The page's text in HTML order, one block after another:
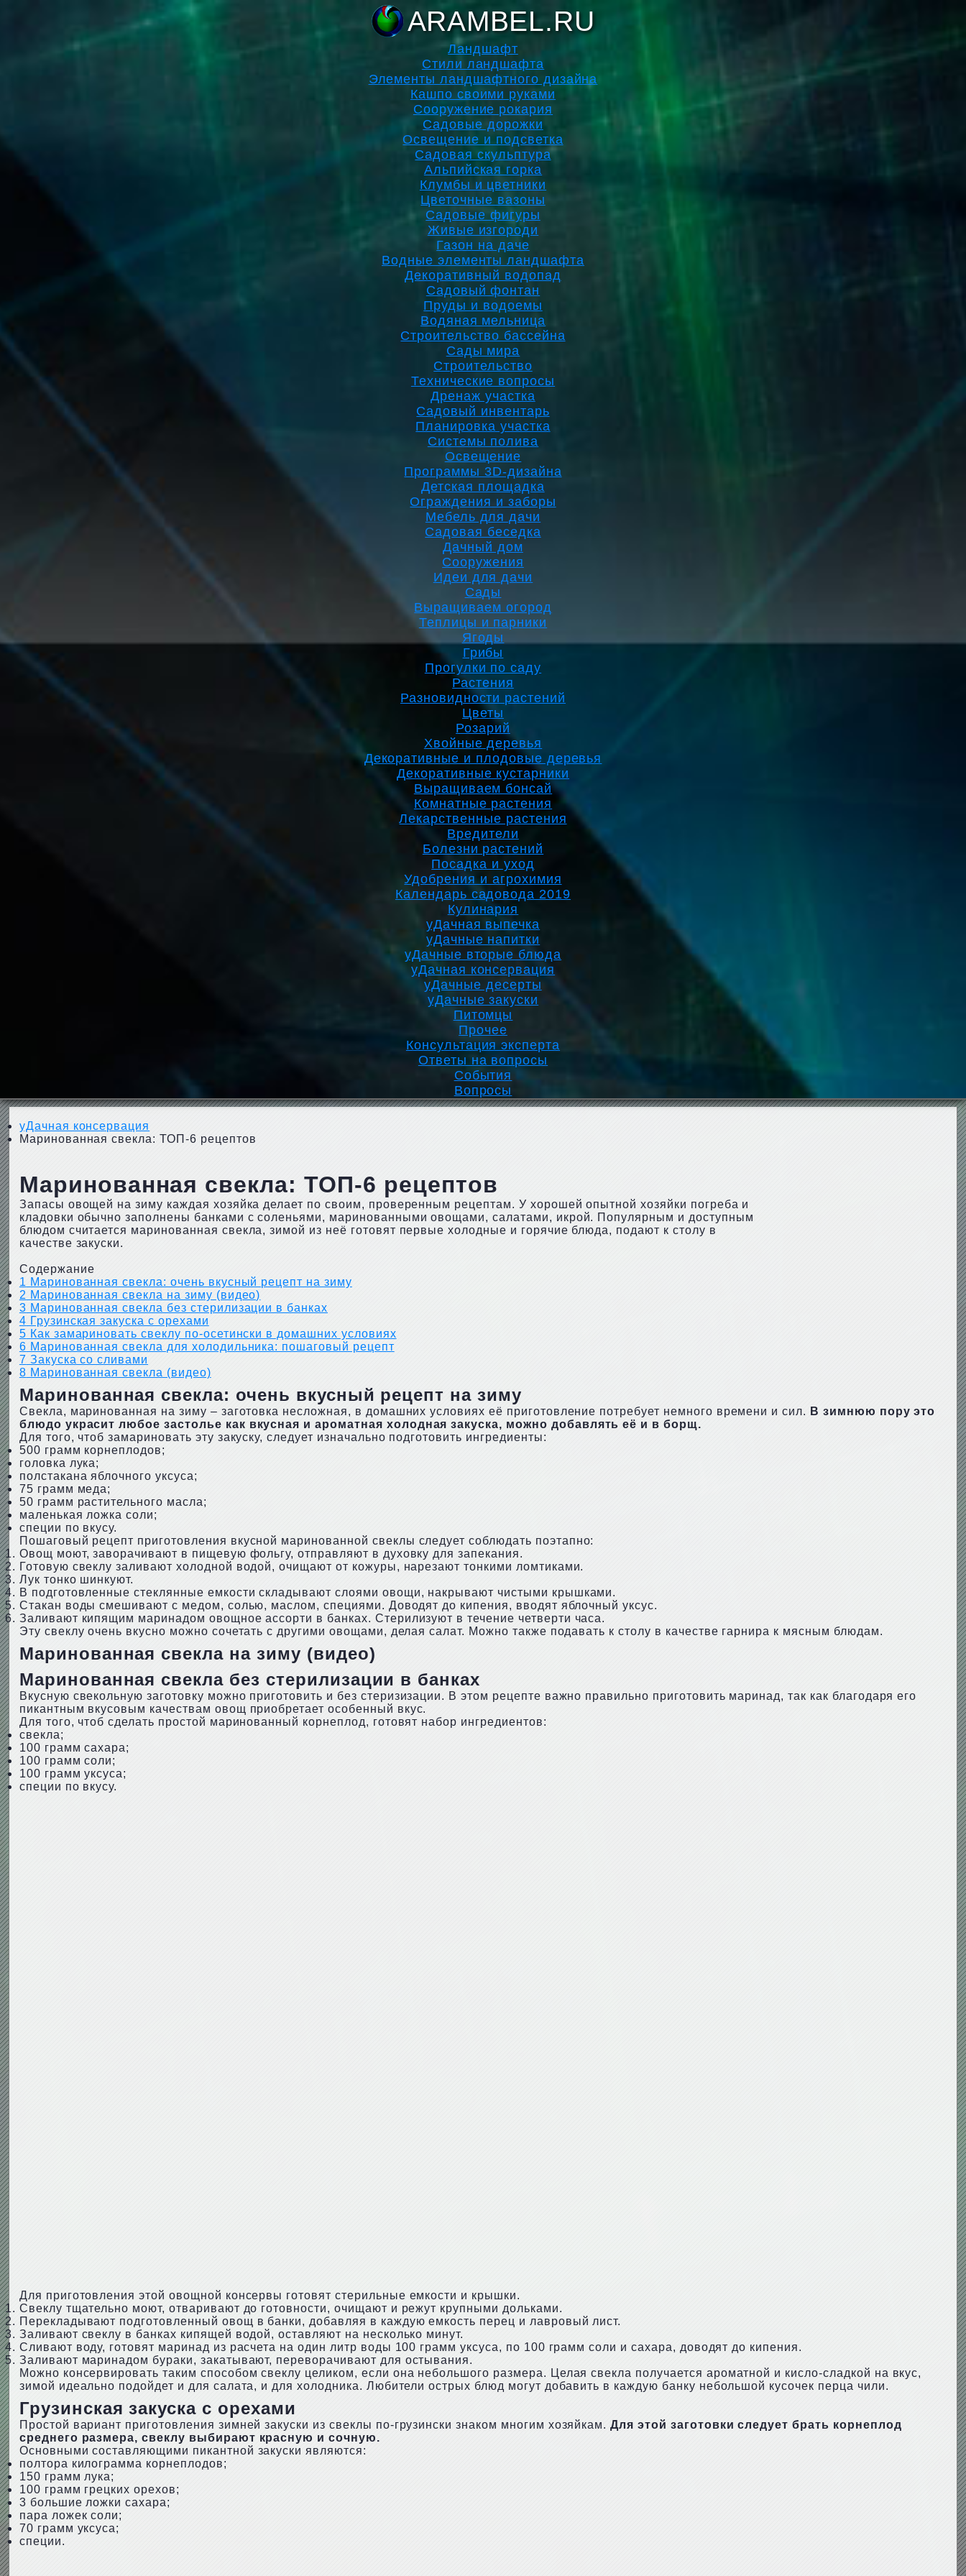
ARAMBEL.RU
Ландшафт
Стили ландшафта
Элементы ландшафтного дизайна
Кашпо своими руками
Сооружение рокария
Садовые дорожки
Освещение и подсветка
Садовая скульптура
Альпийская горка
Клумбы и цветники
Цветочные вазоны
Садовые фигуры
Живые изгороди
Газон на даче
Водные элементы ландшафта
Декоративный водопад
Садовый фонтан
Пруды и водоемы
Водяная мельница
Строительство бассейна
Сады мира
Строительство
Технические вопросы
Дренаж участка
Садовый инвентарь
Планировка участка
Системы полива
Освещение
Программы 3D-дизайна
Детская площадка
Ограждения и заборы
Мебель для дачи
Садовая беседка
Дачный дом
Сооружения
Идеи для дачи
Сады
Выращиваем огород
Теплицы и парники
Ягоды
Грибы
Прогулки по саду
Растения
Разновидности растений
Цветы
Розарий
Хвойные деревья
Декоративные и плодовые деревья
Декоративные кустарники
Выращиваем бонсай
Комнатные растения
Лекарственные растения
Вредители
Болезни растений
Посадка и уход
Удобрения и агрохимия
Календарь садовода 2019
Кулинария
уДачная выпечка
уДачные напитки
уДачные вторые блюда
уДачная консервация
уДачные десерты
уДачные закуски
Питомцы
Прочее
Консультация эксперта
Ответы на вопросы
События
Вопросы
уДачная консервация
Маринованная свекла: ТОП-6 рецептов
Маринованная свекла: ТОП-6 рецептов
Запасы овощей на зиму каждая хозяйка делает по своим, проверенным рецептам. У хорошей опытной хозяйки погреба и
кладовки обычно заполнены банками с соленьями, маринованными овощами, салатами, икрой. Популярным и доступным
блюдом считается маринованная свекла, зимой из неё готовят первые холодные и горячие блюда, подают к столу в
качестве закуски.
Содержание
1 Маринованная свекла: очень вкусный рецепт на зиму
2 Маринованная свекла на зиму (видео)
3 Маринованная свекла без стерилизации в банках
4 Грузинская закуска с орехами
5 Как замариновать свеклу по-осетински в домашних условиях
6 Маринованная свекла для холодильника: пошаговый рецепт
7 Закуска со сливами
8 Маринованная свекла (видео)
Маринованная свекла: очень вкусный рецепт на зиму
Свекла, маринованная на зиму – заготовка несложная, в домашних условиях её приготовление потребует немного времени и сил. В зимнюю пору это
блюдо украсит любое застолье как вкусная и ароматная холодная закуска, можно добавлять её и в борщ.
Для того, чтоб замариновать эту закуску, следует изначально подготовить ингредиенты:
500 грамм корнеплодов;
головка лука;
полстакана яблочного уксуса;
75 грамм меда;
50 грамм растительного масла;
маленькая ложка соли;
специи по вкусу.
Пошаговый рецепт приготовления вкусной маринованной свеклы следует соблюдать поэтапно:
Овощ моют, заворачивают в пищевую фольгу, отправляют в духовку для запекания.
Готовую свеклу заливают холодной водой, очищают от кожуры, нарезают тонкими ломтиками.
Лук тонко шинкуют.
В подготовленные стеклянные емкости складывают слоями овощи, накрывают чистыми крышками.
Стакан воды смешивают с медом, солью, маслом, специями. Доводят до кипения, вводят яблочный уксус.
Заливают кипящим маринадом овощное ассорти в банках. Стерилизуют в течение четверти часа.
Эту свеклу очень вкусно можно сочетать с другими овощами, делая салат. Можно также подавать к столу в качестве гарнира к мясным блюдам.
Маринованная свекла на зиму (видео)
Маринованная свекла без стерилизации в банках
Вкусную свекольную заготовку можно приготовить и без стеризизации. В этом рецепте важно правильно приготовить маринад, так как благодаря его
пикантным вкусовым качествам овощ приобретает особенный вкус.
Для того, чтоб сделать простой маринованный корнеплод, готовят набор ингредиентов:
свекла;
100 грамм сахара;
100 грамм соли;
100 грамм уксуса;
специи по вкусу.
Для приготовления этой овощной консервы готовят стерильные емкости и крышки.
Свеклу тщательно моют, отваривают до готовности, очищают и режут крупными дольками.
Перекладывают подготовленный овощ в банки, добавляя в каждую емкость перец и лавровый лист.
Заливают свеклу в банках кипящей водой, оставляют на несколько минут.
Сливают воду, готовят маринад из расчета на один литр воды 100 грамм уксуса, по 100 грамм соли и сахара, доводят до кипения.
Заливают маринадом бураки, закатывают, переворачивают для остывания.
Можно консервировать таким способом свеклу целиком, если она небольшого размера. Целая свекла получается ароматной и кисло-сладкой на вкус,
зимой идеально подойдет и для салата, и для холодника. Любители острых блюд могут добавить в каждую банку небольшой кусочек перца чили.
Грузинская закуска с орехами
Простой вариант приготовления зимней закуски из свеклы по-грузински знаком многим хозяйкам.Для этой заготовки следует брать корнеплод
среднего размера, свеклу выбирают красную и сочную.
Основными составляющими пикантной закуски являются:
полтора килограмма корнеплодов;
150 грамм лука;
100 грамм грецких орехов;
3 большие ложки сахара;
пара ложек соли;
70 грамм уксуса;
специи.